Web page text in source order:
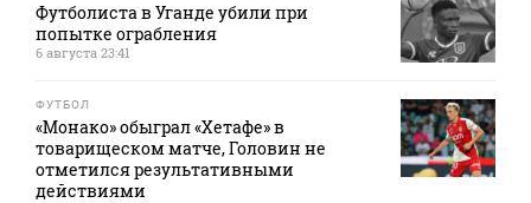
Футболиста в Уганде убили при
попытке ограбления
6 августа 23:41
ФУТБОЛ
«Монако» обыграл «Хетафе» в
товарищеском матче, Головин не
отметился результативными
действиями